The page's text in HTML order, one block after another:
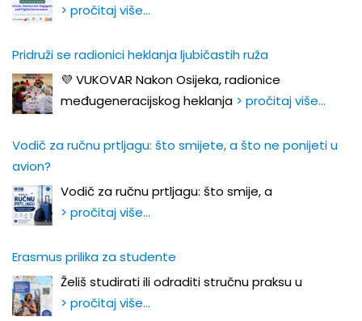
> pročitaj više…
Pridruži se radionici heklanja ljubičastih ruža
💜 VUKOVAR Nakon Osijeka, radionice
međugeneracijskog heklanja > pročitaj više…
Vodič za ručnu prtljagu: što smijete, a što ne ponijeti u
avion?
Vodič za ručnu prtljagu: što smije, a
> pročitaj više…
Erasmus prilika za studente
Želiš studirati ili odraditi stručnu praksu u
> pročitaj više…